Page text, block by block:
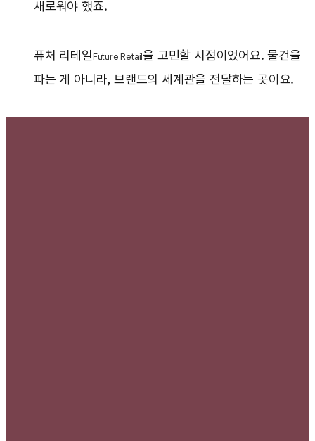
새로워야 했죠.
퓨처 리테일Future Retail을 고민할 시점이었어요. 물건을
파는 게 아니라, 브랜드의 세계관을 전달하는 곳이요.